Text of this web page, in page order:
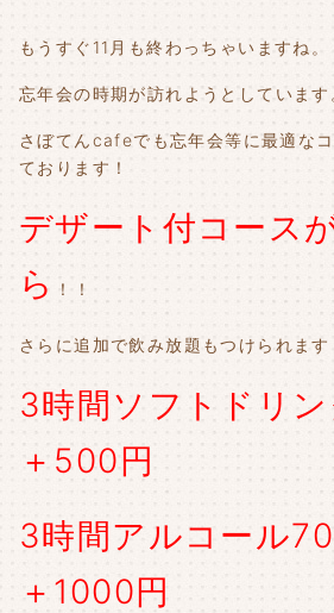
もうすぐ11月も終わっちゃいますね。
忘年会の時期が訪れようとしています
さぼてんcafeでも忘年会等に最適な
ております！
デザート付コース
ら
！！
さらに追加で飲み放題もつけられます
3時間ソフトドリ
＋500円
3時間アルコール
＋1000円